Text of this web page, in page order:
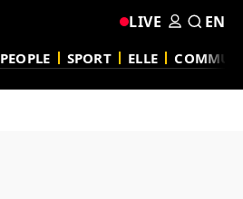
PEOPLE SPORT ELLE
LIVE EN